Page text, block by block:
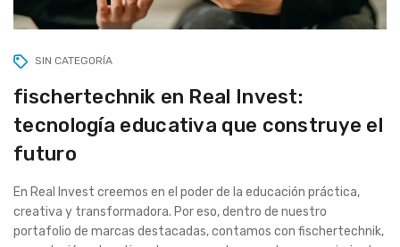
SIN CATEGORÍA
fischertechnik en Real Invest:
tecnología educativa que construye el
futuro
En Real Invest creemos en el poder de la educación práctica,
creativa y transformadora. Por eso, dentro de nuestro
portafolio de marcas destacadas, contamos con fischertechnik,